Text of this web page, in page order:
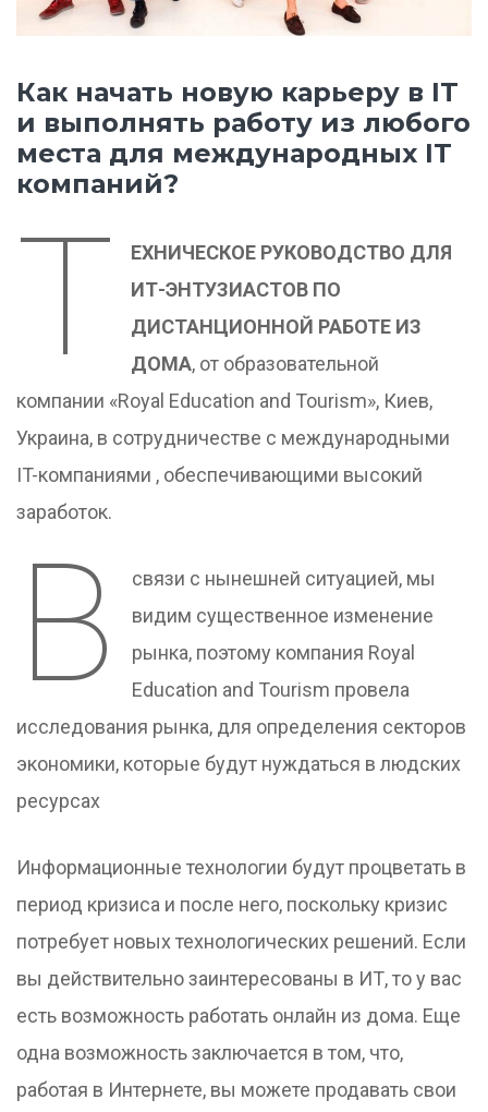
Как начать новую карьеру в IT
и выполнять работу из любого
места для международных IT
компаний?
Т
ЕХНИЧЕСКОЕ РУКОВОДСТВО ДЛЯ
ИТ-ЭНТУЗИАСТОВ ПО
ДИСТАНЦИОННОЙ РАБОТЕ ИЗ
ДОМА, от образовательной
компании «Royal Education and Tourism», Киев,
Украина, в сотрудничестве с международными
IT-компаниями , обеспечивающими высокий
заработок.
В
связи с нынешней ситуацией, мы
видим существенное изменение
рынка, поэтому компания Royal
Education and Tourism провела
исследования рынка, для определения секторов
экономики, которые будут нуждаться в людских
ресурсах
Информационные технологии будут процветать в
период кризиса и после него, поскольку кризис
потребует новых технологических решений. Если
вы действительно заинтересованы в ИТ, то у вас
есть возможность работать онлайн из дома. Еще
одна возможность заключается в том, что,
работая в Интернете, вы можете продавать свои